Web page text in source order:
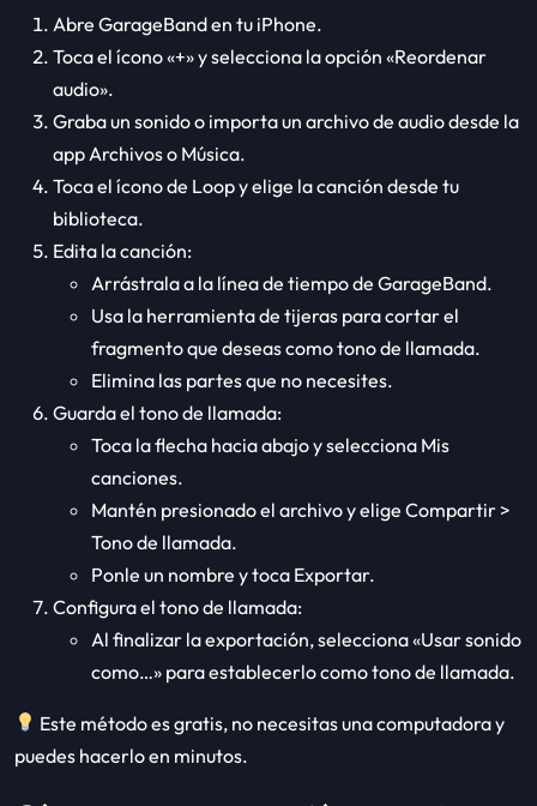
Abre GarageBand en tu iPhone.
Toca el ícono «+» y selecciona la opción «Reordenar
audio».
Graba un sonido o importa un archivo de audio desde la
app Archivos o Música.
Toca el ícono de Loop y elige la canción desde tu
biblioteca.
Edita la canción:
Arrástrala a la línea de tiempo de GarageBand.
Usa la herramienta de tijeras para cortar el
fragmento que deseas como tono de llamada.
Elimina las partes que no necesites.
Guarda el tono de llamada:
Toca la flecha hacia abajo y selecciona Mis
canciones.
Mantén presionado el archivo y elige Compartir >
Tono de llamada.
Ponle un nombre y toca Exportar.
Configura el tono de llamada:
Al finalizar la exportación, selecciona «Usar sonido
como…» para establecerlo como tono de llamada.
Este método es gratis, no necesitas una computadora y
puedes hacerlo en minutos.